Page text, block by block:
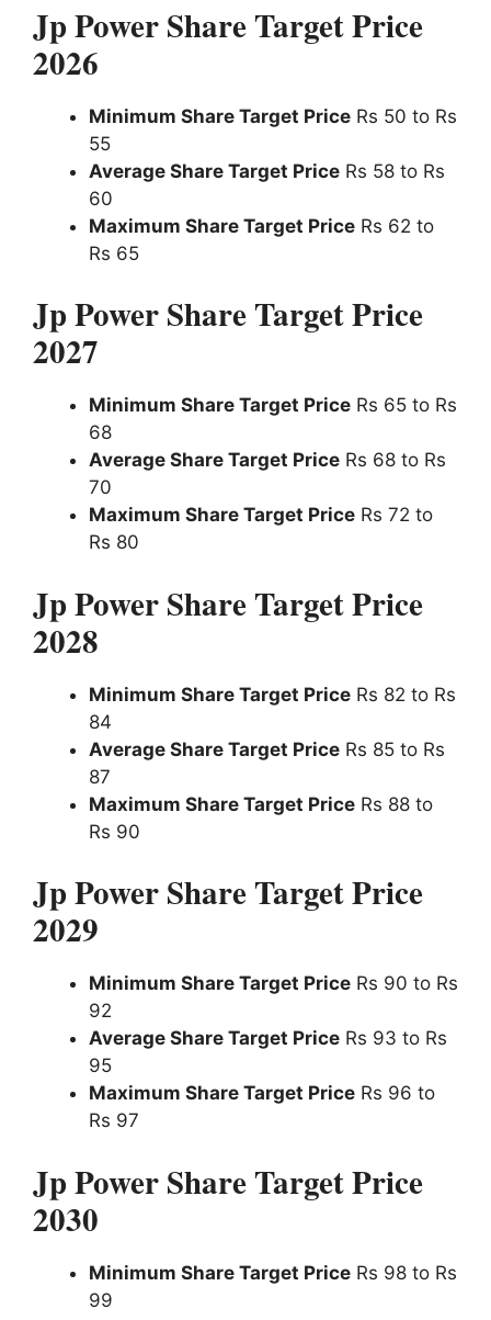
Jp Power Share Target Price
2026
Minimum Share Target Price Rs 50 to Rs
55
Average Share Target Price Rs 58 to Rs
60
Maximum Share Target Price Rs 62 to
Rs 65
Jp Power Share Target Price
2027
Minimum Share Target Price Rs 65 to Rs
68
Average Share Target Price Rs 68 to Rs
70
Maximum Share Target Price Rs 72 to
Rs 80
Jp Power Share Target Price
2028
Minimum Share Target Price Rs 82 to Rs
84
Average Share Target Price Rs 85 to Rs
87
Maximum Share Target Price Rs 88 to
Rs 90
Jp Power Share Target Price
2029
Minimum Share Target Price Rs 90 to Rs
92
Average Share Target Price Rs 93 to Rs
95
Maximum Share Target Price Rs 96 to
Rs 97
Jp Power Share Target Price
2030
Minimum Share Target Price Rs 98 to Rs
99